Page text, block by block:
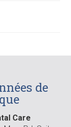
de
Care